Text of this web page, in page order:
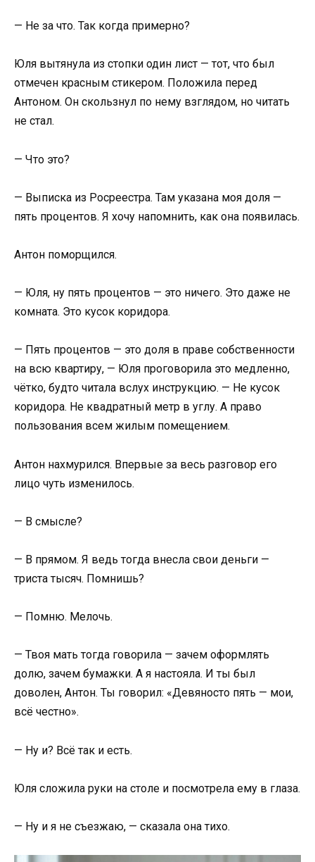
— Не за что. Так когда примерно?
Юля вытянула из стопки один лист — тот, что был
отмечен красным стикером. Положила перед
Антоном. Он скользнул по нему взглядом, но читать
не стал.
— Что это?
— Выписка из Росреестра. Там указана моя доля —
пять процентов. Я хочу напомнить, как она появилась.
Антон поморщился.
— Юля, ну пять процентов — это ничего. Это даже не
комната. Это кусок коридора.
— Пять процентов — это доля в праве собственности
на всю квартиру, — Юля проговорила это медленно,
чётко, будто читала вслух инструкцию. — Не кусок
коридора. Не квадратный метр в углу. А право
пользования всем жилым помещением.
Антон нахмурился. Впервые за весь разговор его
лицо чуть изменилось.
— В смысле?
— В прямом. Я ведь тогда внесла свои деньги —
триста тысяч. Помнишь?
— Помню. Мелочь.
— Твоя мать тогда говорила — зачем оформлять
долю, зачем бумажки. А я настояла. И ты был
доволен, Антон. Ты говорил: «Девяносто пять — мои,
всё честно».
— Ну и? Всё так и есть.
Юля сложила руки на столе и посмотрела ему в глаза.
— Ну и я не съезжаю, — сказала она тихо.